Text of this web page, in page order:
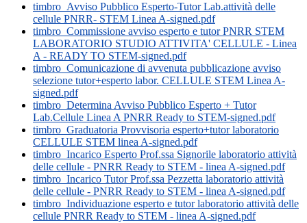
timbro_Avviso Pubblico Esperto-Tutor Lab.attività delle
cellule PNRR- STEM Linea A-signed.pdf
timbro_Commissione avviso esperto e tutor PNRR STEM
LABORATORIO STUDIO ATTIVITA' CELLULE - Linea
A - READY TO STEM-signed.pdf
timbro_Comunicazione di avvenuta pubblicazione avviso
selezione tutor+esperto labor. CELLULE STEM Linea A-
signed.pdf
timbro_Determina Avviso Pubblico Esperto + Tutor
Lab.Cellule Linea A PNRR Ready to STEM-signed.pdf
timbro_Graduatoria Provvisoria esperto+tutor laboratorio
CELLULE STEM linea A-signed.pdf
timbro_Incarico Esperto Prof.ssa Signorile laboratorio attività
delle cellule - PNRR Ready to STEM - linea A-signed.pdf
timbro_Incarico Tutor Prof.ssa Pezzetta laboratorio attività
delle cellule - PNRR Ready to STEM - linea A-signed.pdf
timbro_Individuazione esperto e tutor laboratorio attività delle
cellule PNRR Ready to STEM - linea A-signed.pdf